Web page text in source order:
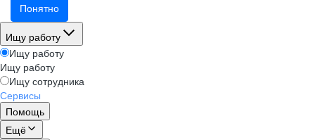
Понятно
Ищу работу
Ищу работу
Ищу работу
Ищу сотрудника
Сервисы
Помощь
Ещё